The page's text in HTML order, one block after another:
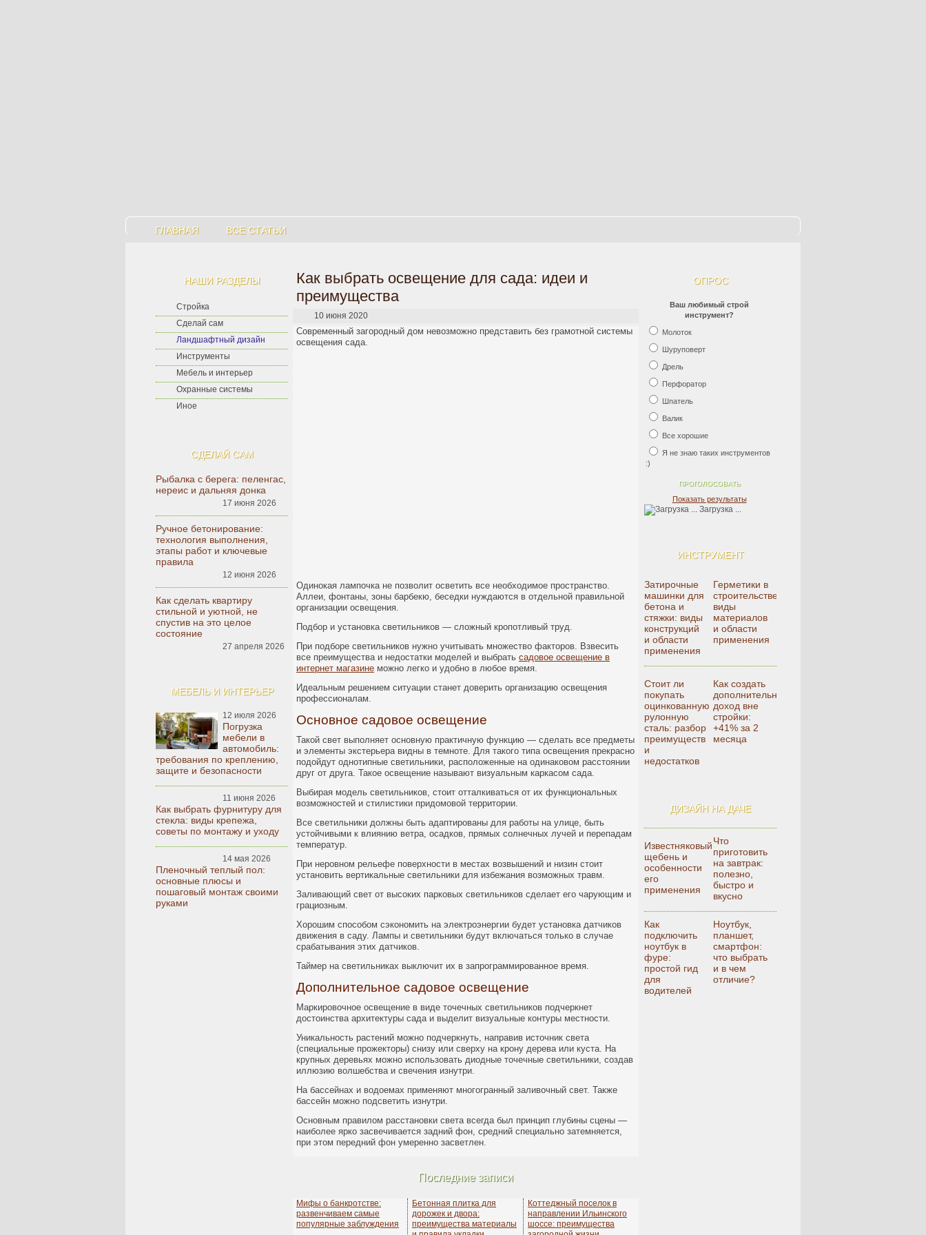
ГЛАВНАЯ ВСЕ СТАТЬИ
НАШИ РАЗДЕЛЫ
Стройка
Сделай сам
Ландшафтный дизайн
Инструменты
Мебель и интерьер
Охранные системы
Иное
СДЕЛАЙ САМ
Рыбалка с берега: пеленгас,
нереис и дальняя донка
17 июня 2026
Ручное бетонирование:
технология выполнения,
этапы работ и ключевые
правила
12 июня 2026
Как сделать квартиру
стильной и уютной, не
спустив на это целое
состояние
27 апреля 2026
МЕБЕЛЬ И ИНТЕРЬЕР
12 июля 2026
Погрузка
мебели в
автомобиль:
требования по креплению,
защите и безопасности
11 июня 2026
Как выбрать фурнитуру для
стекла: виды крепежа,
советы по монтажу и уходу
14 мая 2026
Пленочный теплый пол:
основные плюсы и
пошаговый монтаж своими
руками
ОПРОС
Ваш любимый строй
инструмент?
Молоток
Шуруповерт
Дрель
Перфоратор
Шпатель
Валик
Все хорошие
Я не знаю таких инструментов
:)
Показать результаты
Загрузка ...
ИНСТРУМЕНТ
Затирочные
машинки для
бетона и
стяжки: виды
конструкций
и области
применения
Герметики в
строительстве:
виды
материалов
и области
применения
Стоит ли
покупать
оцинкованную
рулонную
сталь: разбор
преимуществ
и
недостатков
Как создать
дополнительный
доход вне
стройки:
+41% за 2
месяца
ДИЗАЙН НА ДАЧЕ
Известняковый
щебень и
особенности
его
применения
Что
приготовить
на завтрак:
полезно,
быстро и
вкусно
Как
подключить
ноутбук в
фуре:
простой гид
для
водителей
Ноутбук,
планшет,
смартфон:
что выбрать
и в чем
отличие?
Как выбрать освещение для сада: идеи и
преимущества
10 июня 2020
Современный загородный дом невозможно представить без грамотной системы
освещения сада.
Одинокая лампочка не позволит осветить все необходимое пространство.
Аллеи, фонтаны, зоны барбекю, беседки нуждаются в отдельной правильной
организации освещения.
Подбор и установка светильников — сложный кропотливый труд.
При подборе светильников нужно учитывать множество факторов. Взвесить
все преимущества и недостатки моделей и выбрать садовое освещение в
интернет магазине можно легко и удобно в любое время.
Идеальным решением ситуации станет доверить организацию освещения
профессионалам.
Основное садовое освещение
Такой свет выполняет основную практичную функцию — сделать все предметы
и элементы экстерьера видны в темноте. Для такого типа освещения прекрасно
подойдут однотипные светильники, расположенные на одинаковом расстоянии
друг от друга. Такое освещение называют визуальным каркасом сада.
Выбирая модель светильников, стоит отталкиваться от их функциональных
возможностей и стилистики придомовой территории.
Все светильники должны быть адаптированы для работы на улице, быть
устойчивыми к влиянию ветра, осадков, прямых солнечных лучей и перепадам
температур.
При неровном рельефе поверхности в местах возвышений и низин стоит
установить вертикальные светильники для избежания возможных травм.
Заливающий свет от высоких парковых светильников сделает его чарующим и
грациозным.
Хорошим способом сэкономить на электроэнергии будет установка датчиков
движения в саду. Лампы и светильники будут включаться только в случае
срабатывания этих датчиков.
Таймер на светильниках выключит их в запрограммированное время.
Дополнительное садовое освещение
Маркировочное освещение в виде точечных светильников подчеркнет
достоинства архитектуры сада и выделит визуальные контуры местности.
Уникальность растений можно подчеркнуть, направив источник света
(специальные прожекторы) снизу или сверху на крону дерева или куста. На
крупных деревьях можно использовать диодные точечные светильники, создав
иллюзию волшебства и свечения изнутри.
На бассейнах и водоемах применяют многогранный заливочный свет. Также
бассейн можно подсветить изнутри.
Основным правилом расстановки света всегда был принцип глубины сцены —
наиболее ярко засвечивается задний фон, средний специально затемняется,
при этом передний фон умеренно засветлен.
Последние записи
Мифы о банкротстве:
развенчиваем самые
популярные заблуждения
Бетонная плитка для
дорожек и двора:
преимущества материалы
Коттеджный поселок в
направлении Ильинского
шоссе: преимущества